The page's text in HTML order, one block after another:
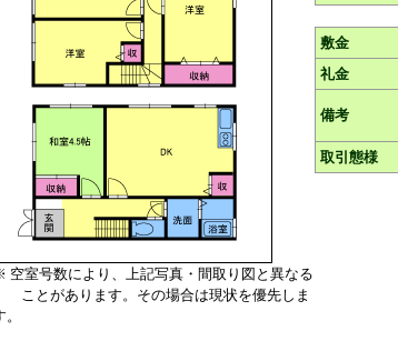
空室号数により、上記写真・間取り図と異なる
ことがあります。その場合は現状を優先しま
。
敷金
礼金
備考
取引態様